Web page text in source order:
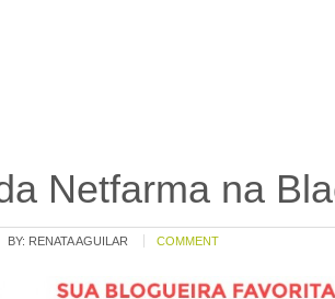
Netfarma na
BY: RENATA AGUILAR COMMENT